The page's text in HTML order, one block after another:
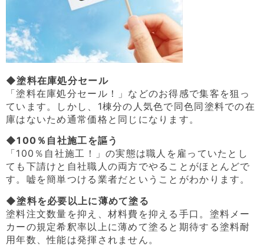
◆塗料在庫処分セール
「塗料在庫処分セール！」などのお得感で集客を狙っ
ています。しかし、1棟分の人気色で同色同塗料での在
庫はないため通常価格と同じになります。
◆100％自社施工を謳う
「100％自社施工！」の実態は職人を雇っていたとし
ても下請けと自社職人の両方でやることがほとんどで
す。嘘を簡単つける業者だということがわかります。
◆塗料を必要以上に薄めて塗る
塗料注文数量を抑え、材料費を抑える手口。塗料メー
カーの規定希釈率以上に薄めて塗ると期待する塗料耐
用年数、性能は発揮されません。